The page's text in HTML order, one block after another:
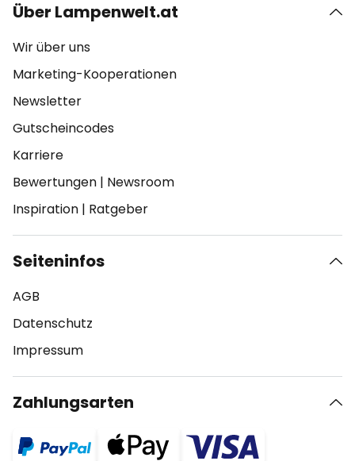
Über Lampenwelt.at
Wir über uns
Marketing-Kooperationen
Newsletter
Gutscheincodes
Karriere
Bewertungen | Newsroom
Inspiration | Ratgeber
Seiteninfos
AGB
Datenschutz
Impressum
Zahlungsarten